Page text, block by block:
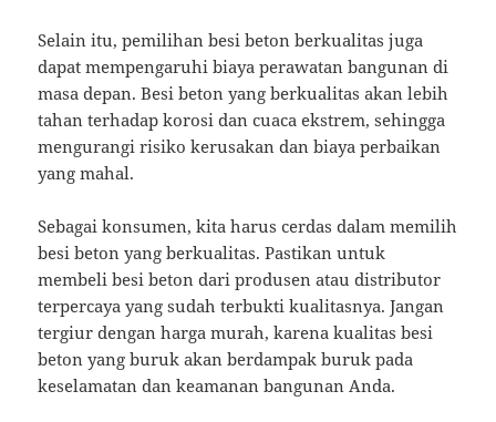
Selain itu, pemilihan besi beton berkualitas juga
dapat mempengaruhi biaya perawatan bangunan di
masa depan. Besi beton yang berkualitas akan lebih
tahan terhadap korosi dan cuaca ekstrem, sehingga
mengurangi risiko kerusakan dan biaya perbaikan
yang mahal.
Sebagai konsumen, kita harus cerdas dalam memilih
besi beton yang berkualitas. Pastikan untuk
membeli besi beton dari produsen atau distributor
terpercaya yang sudah terbukti kualitasnya. Jangan
tergiur dengan harga murah, karena kualitas besi
beton yang buruk akan berdampak buruk pada
keselamatan dan keamanan bangunan Anda.